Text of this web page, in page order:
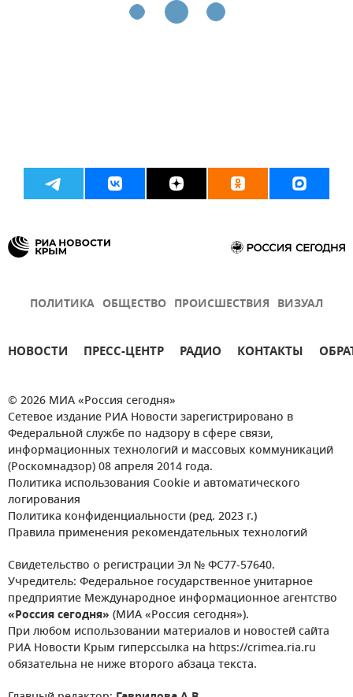
ПОЛИТИКА ОБЩЕСТВО ПРОИСШЕСТВИЯ ВИЗУАЛ
НОВОСТИ ПРЕСС-ЦЕНТР РАДИО КОНТАКТЫ
© 2026 МИА «Россия сегодня»
Сетевое издание РИА Новости зарегистрировано в
Федеральной службе по надзору в сфере связи,
информационных технологий и массовых коммуникаций
(Роскомнадзор) 08 апреля 2014 года.
Политика использования Cookie и автоматического
логирования
Политика конфиденциальности (ред. 2023 г.)
Правила применения рекомендательных технологий
Свидетельство о регистрации Эл № ФС77-57640.
Учредитель: Федеральное государственное унитарное
предприятие Международное информационное агентство
«Россия сегодня» (МИА «Россия сегодня»).
При любом использовании материалов и новостей сайта
РИА Новости Крым гиперссылка на https://crimea.ria.ru
обязательна не ниже второго абзаца текста.